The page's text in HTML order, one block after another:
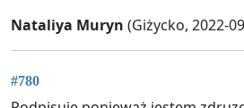
Nataliya Muryn (Giżycko, 2022-
#780